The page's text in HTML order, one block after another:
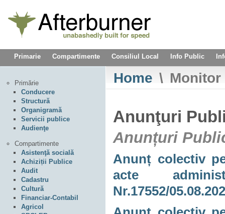
Primarie Compartimente Consiliul Local Info Public
Home \
Anunţuri
Anunțuri
Anunț colectiv
acte
Nr.17552/
Primărie
Conducere
Structură
Organigramă
Servicii publice
Audienţe
Compartimente
Asistenţă socială
Achiziții Publice
Audit
Cadastru
Cultură
Financiar-Contabil
Agricol